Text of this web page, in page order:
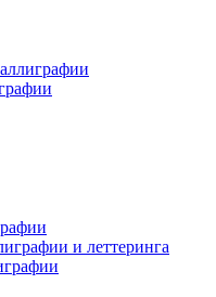
и леттеринга